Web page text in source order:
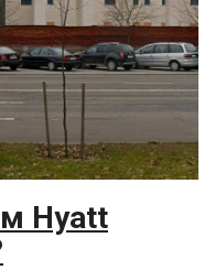
Hyatt